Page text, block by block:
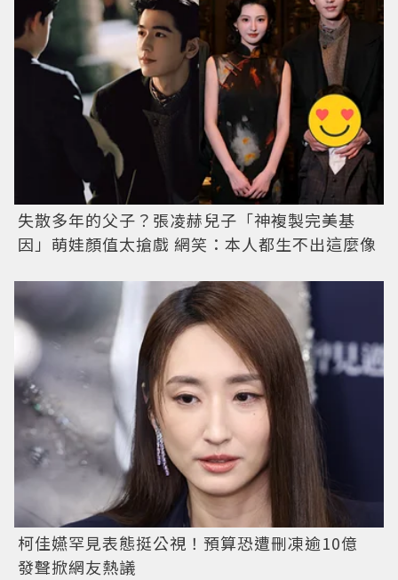
失散多年的父子？張凌赫兒子「神複製完美基
因」萌娃顏值太搶戲 網笑：本人都生不出這麼像
柯佳嬿罕見表態挺公視！預算恐遭刪凍逾10億
發聲掀網友熱議